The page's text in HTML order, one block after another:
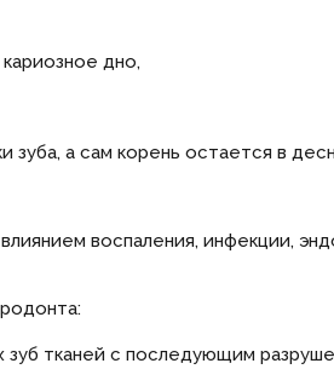
дно,
а сам корень остается в
воспаления, инфекции,
тканей с последующим